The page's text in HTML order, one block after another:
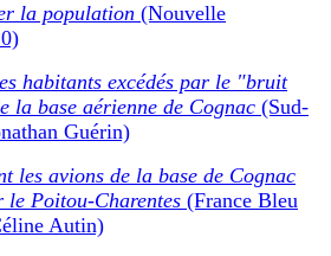
la population (Nouvelle
habitants excédés par le "bruit
la base aérienne de Cognac (Sud-
Guérin)
les avions de la base de Cognac
le Poitou-Charentes (France Bleu
Autin)